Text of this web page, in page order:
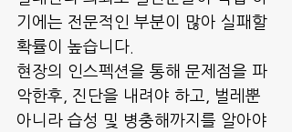
기에는 전문적인 부분이 많아 실패할
확률이 높습니다.
현장의 인스펙션을 통해 문제점을 파
악한후, 진단을 내려야 하고, 벌레뿐
아니라 습성 및 병충해까지를 알아야